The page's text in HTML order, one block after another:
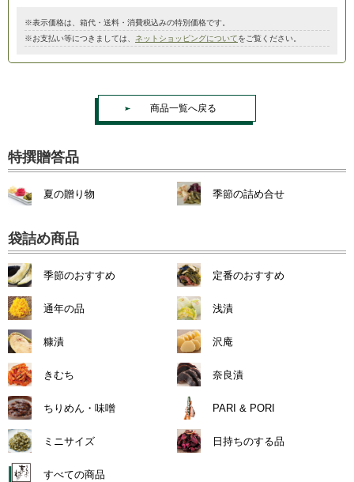
※表示価格は、箱代・送料・消費税込みの特別価格です。
※お支払い等につきましては、 ネットショッピングについてをご覧ください。
商品一覧へ戻る
特撰贈答品
夏の贈り物 季節の詰め合せ
袋詰め商品
季節のおすすめ 定番のおすすめ
通年の品 浅漬
糠漬 沢庵
きむち 奈良漬
ちりめん・味噌 PARI & PORI
ミニサイズ 日持ちのする品
すべての商品